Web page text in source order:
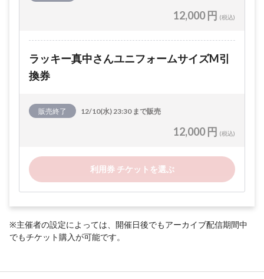
12,000 円 (税込)
ラッキー真中さんユニフォームサイズM引
換券
販売終了 12/10(水) 23:30 まで販売
12,000 円 (税込)
利用券 チケットを選ぶ
※主催者の設定によっては、開催日後でもアーカイブ配信期間中
でもチケット購入が可能です。